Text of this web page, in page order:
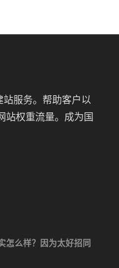
服务。帮助客户以
站权重流量。成为国
怎么样？因为太好招同